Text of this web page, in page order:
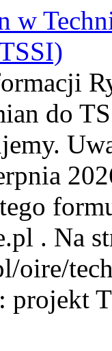
w
do
. Na
oire/
projekt